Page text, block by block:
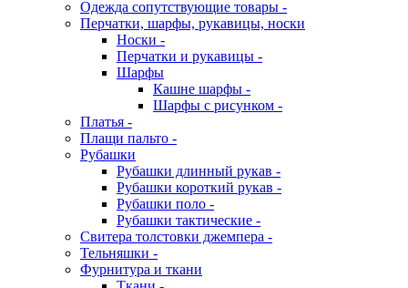
Одежда сопутствующие товары -
Перчатки, шарфы, рукавицы, носки
Носки -
Перчатки и рукавицы -
Шарфы
Кашне шарфы -
Шарфы с рисунком -
Платья -
Плащи пальто -
Рубашки
Рубашки длинный рукав -
Рубашки короткий рукав -
Рубашки поло -
Рубашки тактические -
Свитера толстовки джемпера -
Тельняшки -
Фурнитура и ткани